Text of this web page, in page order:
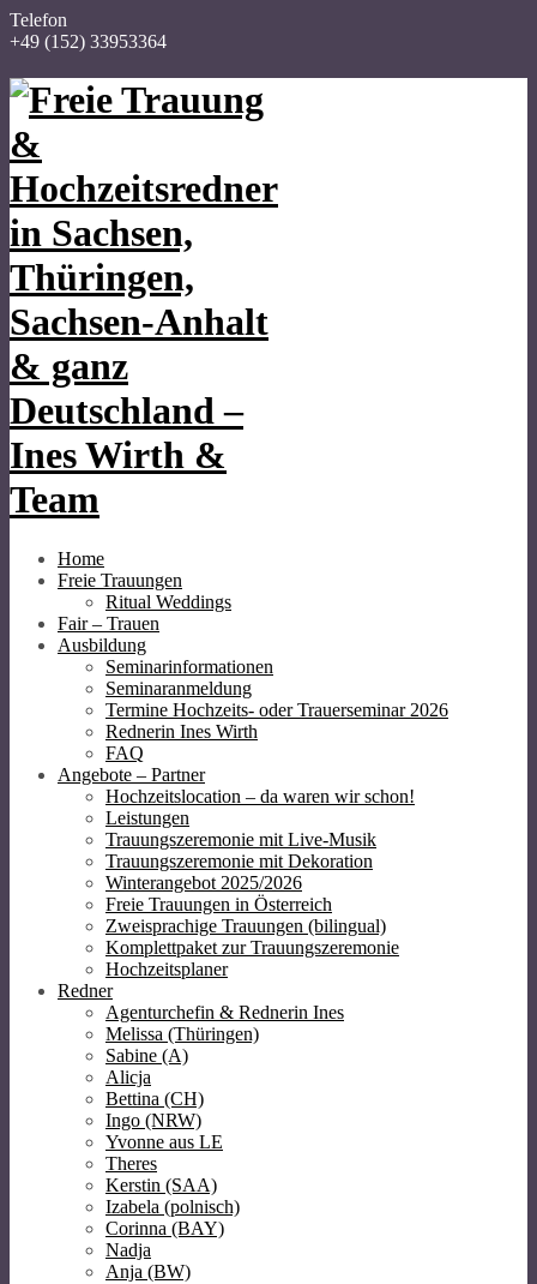
Telefon
+49 (152) 33953364
Home
Freie Trauungen
Ritual Weddings
Fair – Trauen
Ausbildung
Seminarinformationen
Seminaranmeldung
Termine Hochzeits- oder Trauerseminar 2026
Rednerin Ines Wirth
FAQ
Angebote – Partner
Hochzeitslocation – da waren wir schon!
Leistungen
Trauungszeremonie mit Live-Musik
Trauungszeremonie mit Dekoration
Winterangebot 2025/2026
Freie Trauungen in Österreich
Zweisprachige Trauungen (bilingual)
Komplettpaket zur Trauungszeremonie
Hochzeitsplaner
Redner
Agenturchefin & Rednerin Ines
Melissa (Thüringen)
Sabine (A)
Alicja
Bettina (CH)
Ingo (NRW)
Yvonne aus LE
Theres
Kerstin (SAA)
Izabela (polnisch)
Corinna (BAY)
Nadja
Anja (BW)